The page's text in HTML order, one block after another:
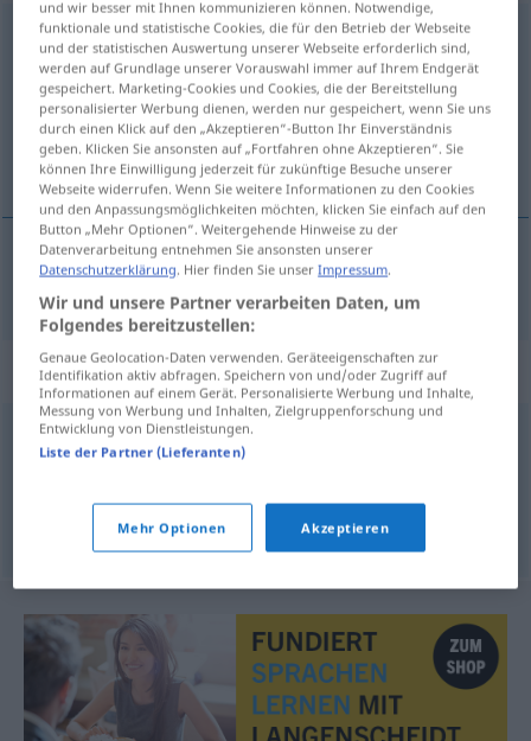
Charakterstärkef
Übersicht aller Übersetzungen
(Für mehr Details die Übersetzung anklicken/antippen)
karakter gücü
karaktergücü Charakterstärke
Synonyme für "Charakterstärke"
Beherrschung,Seelenruhe
© OpenThesaurus.de
und wir besser mit Ihnen kommunizieren können. Notwendige,
funktionale und statistische Cookies, die für den Betrieb der Webseite
und der statistischen Auswertung unserer Webseite erforderlich sind,
werden auf Grundlage unserer Vorauswahl immer auf Ihrem Endgerät
gespeichert. Marketing-Cookies und Cookies, die der Bereitstellung
personalisierter Werbung dienen, werden nur gespeichert, wenn Sie uns
durch einen Klick auf den „Akzeptieren“-Button Ihr Einverständnis
geben. Klicken Sie ansonsten auf „Fortfahren ohne Akzeptieren“. Sie
können Ihre Einwilligung jederzeit für zukünftige Besuche unserer
Webseite widerrufen. Wenn Sie weitere Informationen zu den Cookies
und den Anpassungsmöglichkeiten möchten, klicken Sie einfach auf den
Button „Mehr Optionen“. Weitergehende Hinweise zu der
Datenverarbeitung entnehmen Sie ansonsten unserer
Datenschutzerklärung. Hier finden Sie unserImpressum.
Wir und unsere Partner verarbeiten Daten, um
Folgendes bereitzustellen:
Genaue Geolocation-Daten verwenden. Geräteeigenschaften zur
Identifikation aktiv abfragen. Speichern von und/oder Zugriff auf
Informationen auf einem Gerät. Personalisierte Werbung und Inhalte,
Messung von Werbung und Inhalten, Zielgruppenforschung und
Entwicklung von Dienstleistungen.
Liste der Partner (Lieferanten)
Mehr Optionen Akzeptieren